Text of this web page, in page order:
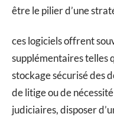
être le pilier d’une
ces logiciels offrent
supplémentaires telles
stockage sécurisé des
de litige ou de
judiciaires, disposer